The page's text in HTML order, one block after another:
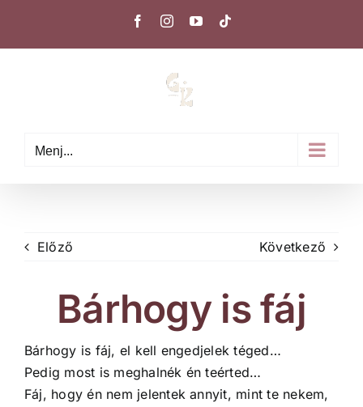
FacebookInstagramYouTube
Menj...
Előző Következő
Bárhogy is fáj
Bárhogy is fáj, el kell engedjelek téged…
Pedig most is meghalnék én teérted…
Fáj, hogy én nem jelentek annyit, mint te nekem,